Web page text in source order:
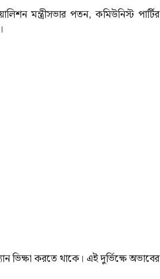
মন্ত্রীসভার পতন, কমিউনিস্ট পার্টির
ভিক্ষা করতে থাকে। এই দুর্ভিক্ষে অভাবের